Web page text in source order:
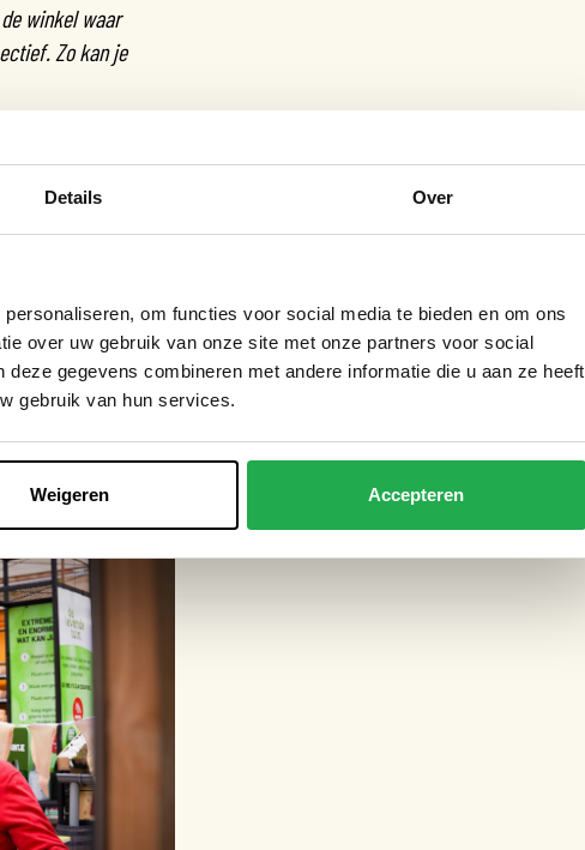
Details Over
om functies voor social media te bieden en om ons
over uw gebruik van onze site met onze partners voor social
gegevens combineren met andere informatie die u aan ze heeft
gebruik van hun services.
Weigeren Accepteren
winkel waar
Zo kan je
EN
voor meer
om ervoor te
en hitte beter
ruimte, maar we
mooi dat we hier
te doen.’